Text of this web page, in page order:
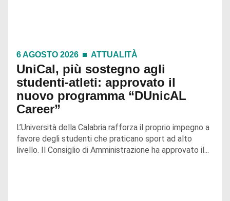
6 AGOSTO 2026 ATTUALITÀ
UniCal, più sostegno agli
studenti-atleti: approvato il
nuovo programma “DUnicAL
Career”
L’Università della Calabria rafforza il proprio impegno a
favore degli studenti che praticano sport ad alto
livello. Il Consiglio di Amministrazione ha approvato il...